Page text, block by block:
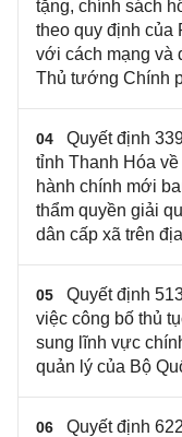
tặng, chính sách
theo quy định của
với cách mạng và
Thủ tướng Chính
04
Quyết định
tỉnh Thanh Hóa
hành chính mới
thẩm quyền giải
dân cấp xã trên
05
Quyết định
việc công bố thủ
sung lĩnh vực
quản lý của Bộ
06
Quyết định